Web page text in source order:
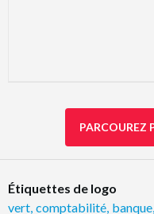
PARCOUREZ
Étiquettes de logo
vert comptabilité banque